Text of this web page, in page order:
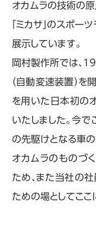
オカムラの技術の
「ミカサ」のスポー
展示しています。
岡村製作所では、
（自動変速装置）を
を用いた日本初のオ
いたしました。今で
の先駆けとなる車の
オカムラのものづ
ため、また当社の
ための場としてここ